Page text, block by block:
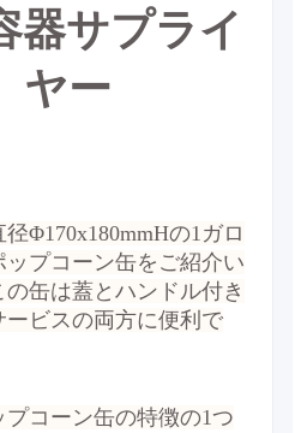
器サプライ
ヤー
Φ170x180mmHの1ガロ
ップコーン缶をご紹介い
缶は蓋とハンドル付き
ービスの両方に便利で
コーン缶の特徴の1つ